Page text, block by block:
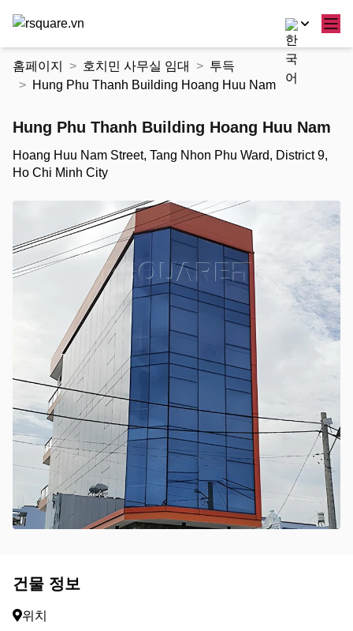
홈페이지 호치민 사무실 임대
투득
Hung Phu Thanh Building Hoang Huu Nam
Hung Phu Thanh Building Hoang Huu Nam
Hoang Huu Nam Street, Tang Nhon Phu Ward, District 9,
Ho Chi Minh City
건물 정보
위치